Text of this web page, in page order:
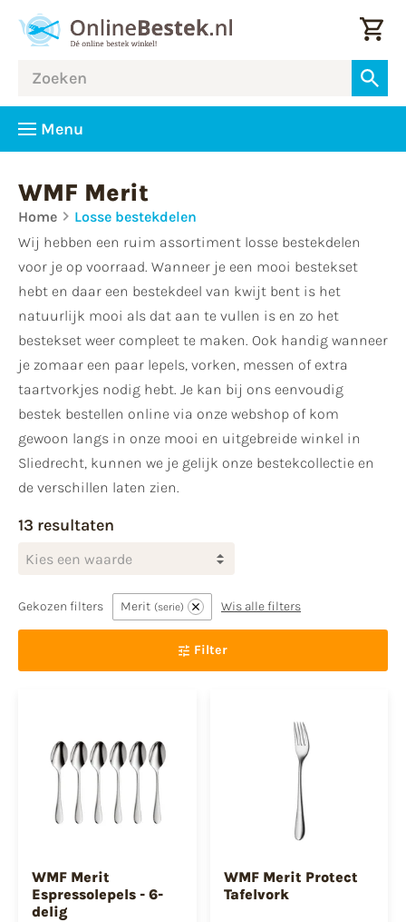
Menu
WMF Merit
Home
Losse bestekdelen
Wij hebben een ruim assortiment losse bestekdelen
voor je op voorraad. Wanneer je een mooi bestekset
hebt en daar een bestekdeel van kwijt bent is het
natuurlijk mooi als dat aan te vullen is en zo het
bestekset weer compleet te maken. Ook handig wanneer
je zomaar een paar lepels, vorken, messen of extra
taartvorkjes nodig hebt. Je kan bij ons eenvoudig
bestek bestellen online via onze webshop of kom
gewoon langs in onze mooi en uitgebreide winkel in
Sliedrecht, kunnen we je gelijk onze bestekcollectie en
de verschillen laten zien.
13 resultaten
Kies een waarde
Gekozen filters Merit serie Wis alle filters
Filter
WMF Merit
Espressolepels - 6-
delig
WMF Merit Protect
Tafelvork